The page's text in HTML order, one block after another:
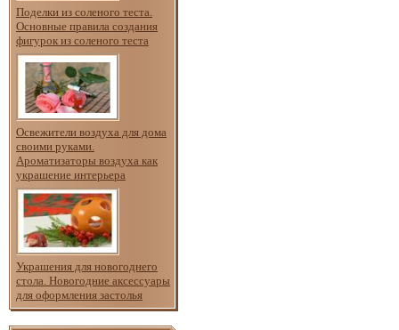
Поделки из соленого теста.
Основные правила создания
фигурок из соленого теста
Освежители воздуха для дома
своими руками.
Ароматизаторы воздуха как
украшение интерьера
Украшения для новогоднего
стола. Новогодние аксессуары
для оформления застолья